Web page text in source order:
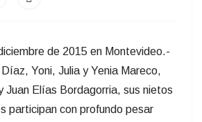
de 2015 en Montevideo.-
Yoni, Julia y Yenia Mareco,
Juan Elías Bordagorria, sus nietos
participan con profundo pesar